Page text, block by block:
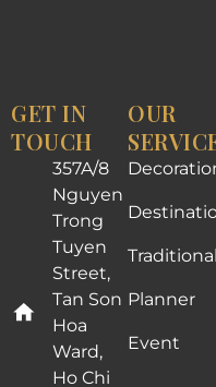
GET IN
TOUCH
357A/8
Nguyen
Trong
Tuyen
Street,
Tan Son
Hoa
Ward,
Ho Chi
OUR
Traditional
Planner
Event